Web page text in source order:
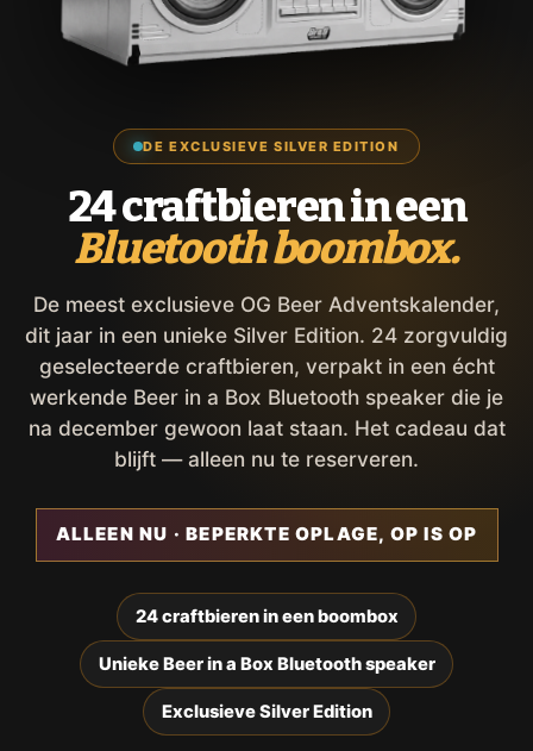
DE EXCLUSIEVE SILVER EDITION
24 craftbieren in een
Bluetooth boombox.
De meest exclusieve OG Beer Adventskalender,
dit jaar in een unieke Silver Edition. 24 zorgvuldig
geselecteerde craftbieren, verpakt in een écht
werkende Beer in a Box Bluetooth speaker die je
na december gewoon laat staan. Het cadeau dat
blijft — alleen nu te reserveren.
ALLEEN NU · BEPERKTE OPLAGE, OP IS OP
24 craftbieren in een boombox
Unieke Beer in a Box Bluetooth speaker
Exclusieve Silver Edition